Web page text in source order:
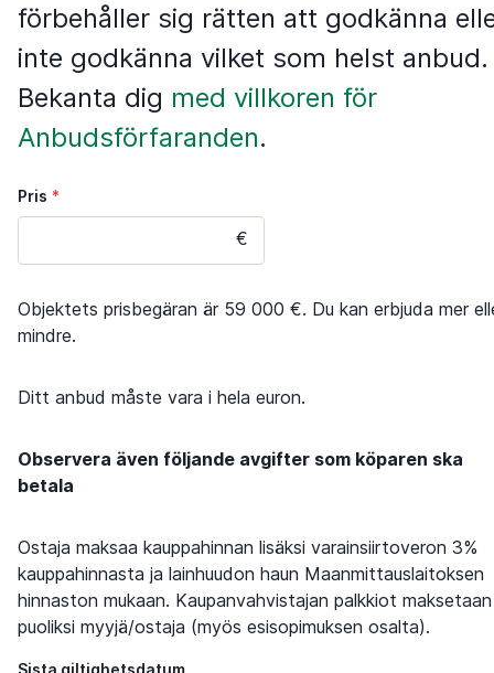
förbehåller sig rätten att godkänna
inte godkänna vilket som helst anbud.
Bekanta dig med villkoren för
Anbudsförfaranden.
Pris *
€
Objektets prisbegäran är 59 000 €. Du kan erbjuda mer
mindre.
Ditt anbud måste vara i hela euron.
Observera även följande avgifter som köparen ska
betala
Ostaja maksaa kauppahinnan lisäksi varainsiirtoveron 3%
kauppahinnasta ja lainhuudon haun Maanmittauslaitoksen
hinnaston mukaan. Kaupanvahvistajan palkkiot maksetaan
puoliksi myyjä/ostaja (myös esisopimuksen osalta).
Sista giltighetsdatum